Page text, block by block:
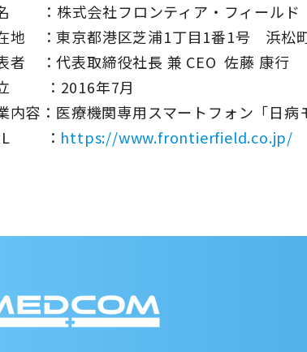
：株式会社フロンティア・フィールド
地 ：東京都港区芝浦1丁目1番1号 浜松
者 ：代表取締役社長 兼 CEO 佐藤 康行
：2016年7月
内容：医療機関専用スマートフォン「日
： https://www.frontierfield.co.jp/